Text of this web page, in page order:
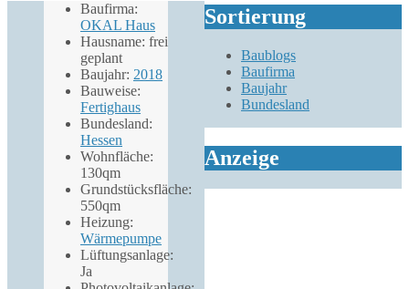
Baufirma:
OKAL Haus
Hausname: frei
geplant
Baujahr: 2018
Bauweise:
Fertighaus
Bundesland:
Hessen
Wohnfläche:
130qm
Grundstücksfläche:
550qm
Heizung:
Wärmepumpe
Lüftungsanlage:
Ja
Sortierung
Baublogs
Baufirma
Baujahr
Bundesland
Anzeige